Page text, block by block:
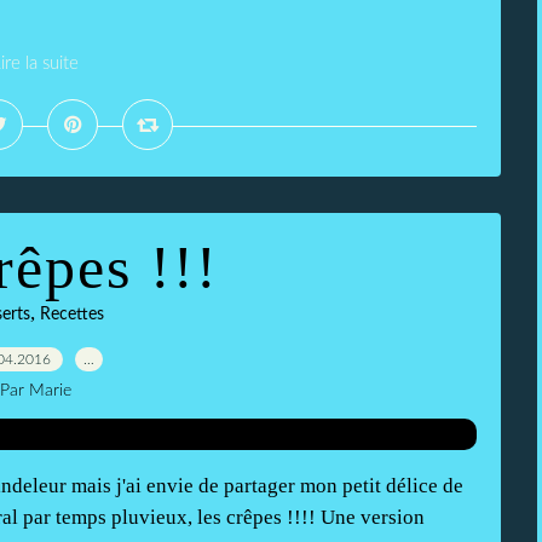
la suite
!!!
, Recettes
Par Marie
mais j'ai envie de partager mon petit délice de
par temps pluvieux, les crêpes !!!! Une version